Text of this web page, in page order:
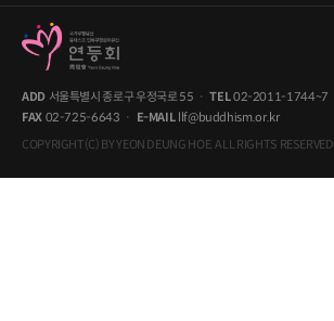
ADD 서울특별시 종로구 우정국로 55 · TEL02-2011-1744~7
FAX 02-725-6643 · E-MAIL llf@buddhism.or.kr
COPYRIGHT(C) BY YEON DEUNG HOE. ALL RIGHTS RESERVED.